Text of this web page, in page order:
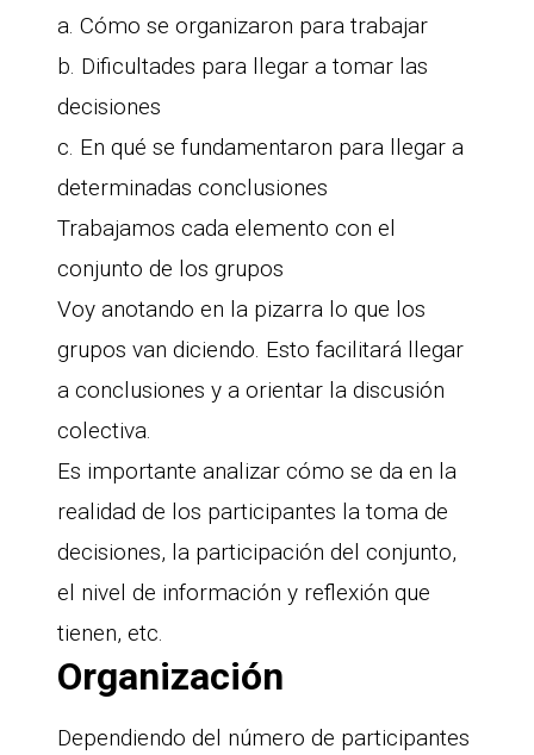
a. Cómo se organizaron para trabajar
b. Dificultades para llegar a tomar las
decisiones
c. En qué se fundamentaron para llegar a
determinadas conclusiones
Trabajamos cada elemento con el
conjunto de los grupos
Voy anotando en la pizarra lo que los
grupos van diciendo. Esto facilitará llegar
a conclusiones y a orientar la discusión
colectiva.
Es importante analizar cómo se da en la
realidad de los participantes la toma de
decisiones, la participación del conjunto,
el nivel de información y reflexión que
tienen, etc.
Organización
Dependiendo del número de participantes